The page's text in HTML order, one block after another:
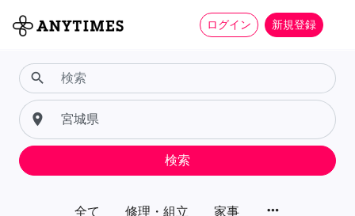
ログイン 新規登録
全て 修理・組立 家事 more_horiz
search
place
検索